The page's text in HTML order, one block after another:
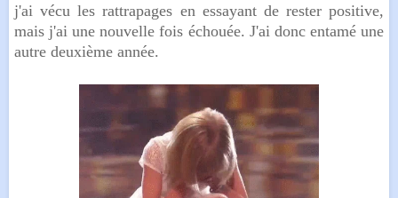
j'ai vécu les rattrapages en essayant de rester positive,
mais j'ai une nouvelle fois échouée. J'ai donc entamé une
autre deuxième année.